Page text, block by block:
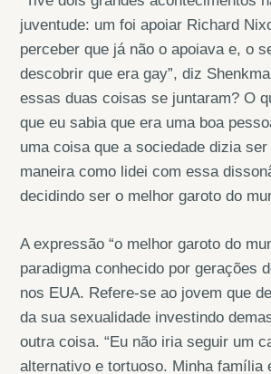
juventude: um foi apoiar Richard
perceber que já não o apoiava e, o
descobrir que era gay”, diz
essas duas coisas se juntaram? O
que eu sabia que era uma boa
uma coisa que a sociedade dizia
maneira como lidei com essa
decidindo ser o melhor garoto do
A expressão “o melhor garoto do
paradigma conhecido por gerações
nos EUA. Refere-se ao jovem que
da sua sexualidade investindo
outra coisa. “Eu não iria seguir um
alternativo e tortuoso. Minha família